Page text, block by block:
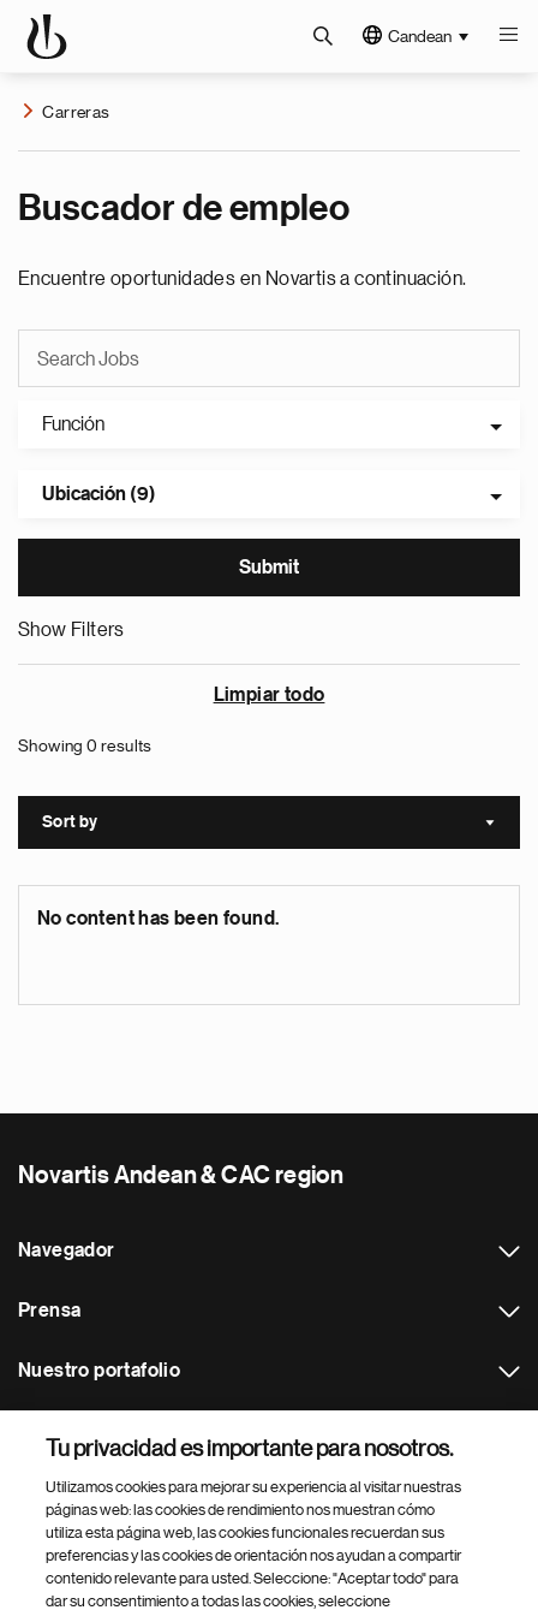
Candean
Carreras
Buscador de empleo
Encuentre oportunidades en Novartis a continuación.
Función
Ubicación (9)
Show Filters
Limpiar todo
Showing 0 results
Sort by Sort
No content has been found.
Novartis Andean & CAC region
Navegador
Prensa
Nuestro portafolio
Footer Site Search
Tu privacidad es importante para nosotros.
Utilizamos cookies para mejorar su experiencia al visitar nuestras
páginas web: las cookies de rendimiento nos muestran cómo
utiliza esta página web, las cookies funcionales recuerdan sus
preferencias y las cookies de orientación nos ayudan a compartir
contenido relevante para usted. Seleccione: "Aceptar todo" para
dar su consentimiento a todas las cookies, seleccione